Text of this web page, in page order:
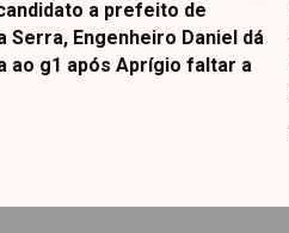
a prefeito de
Serra, Engenheiro Daniel dá
ao g1 após Aprígio faltar a